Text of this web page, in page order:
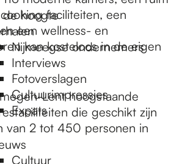
hoogte
Nijmeegse ondernemers
Interviews
Fotoverslagen
Cultuurimpressies
Expats
Cultuur
faciliteiten, een
een wellness- en
kan kosteloos in de eigen
Lent hoogstaande
die geschikt zijn
van 2 tot 450 personen in